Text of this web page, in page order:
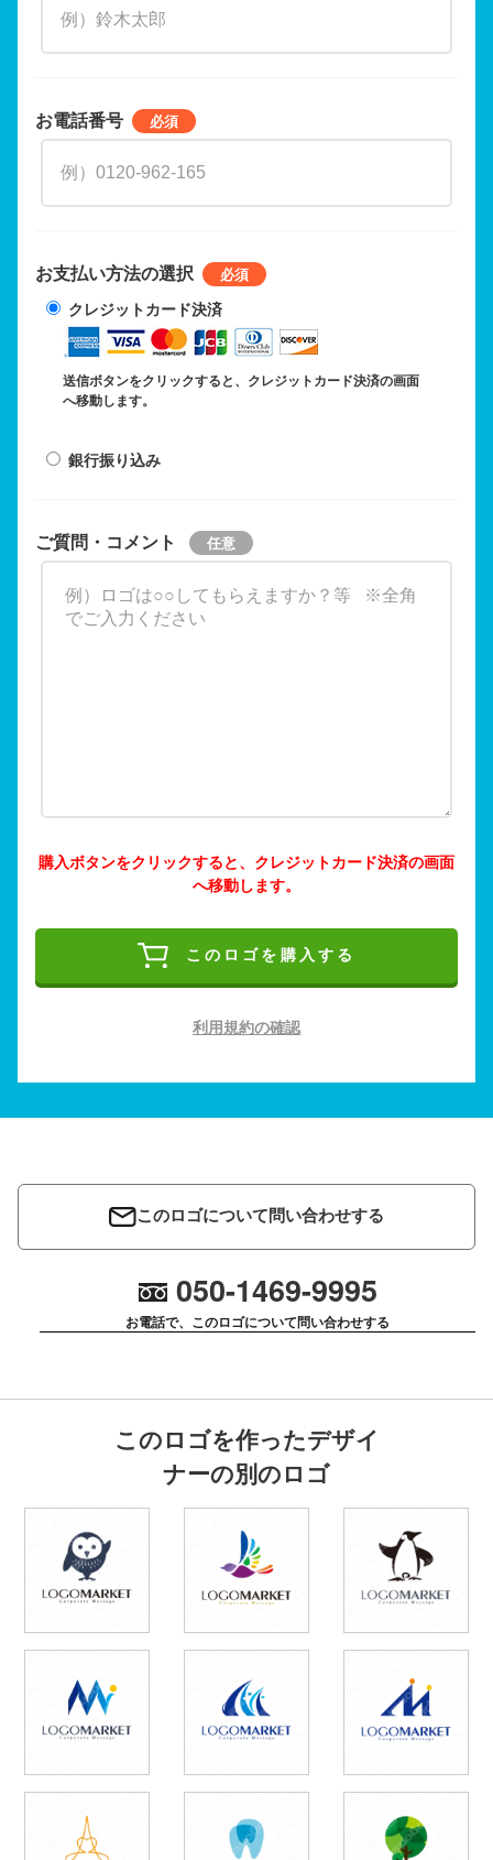
お電話番号
お支払い方法の選択
クレジットカード決済
送信ボタンをクリックすると、クレジットカード決済の画面
へ移動します。
銀行振り込み
ご質問・コメント
購入ボタンをクリックすると、クレジットカード決済の画面
へ移動します。
このロゴを購入する
利用規約の確認
このロゴについて問い合わせする
050-1469-9995
お電話で、このロゴについて問い合わせする
このロゴを作ったデザイ
ナーの別のロゴ